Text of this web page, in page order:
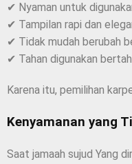
✔ Nyaman untuk
✔ Tampilan rapi dan
✔ Tidak mudah berubah
✔ Tahan digunakan
Karena itu, pemilihan
Kenyamanan yang
Saat jamaah sujud Yang